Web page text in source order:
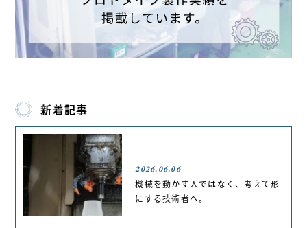
新着記事
2026.06.06
機械を動かす人ではなく、考えて形
にする技術者へ。